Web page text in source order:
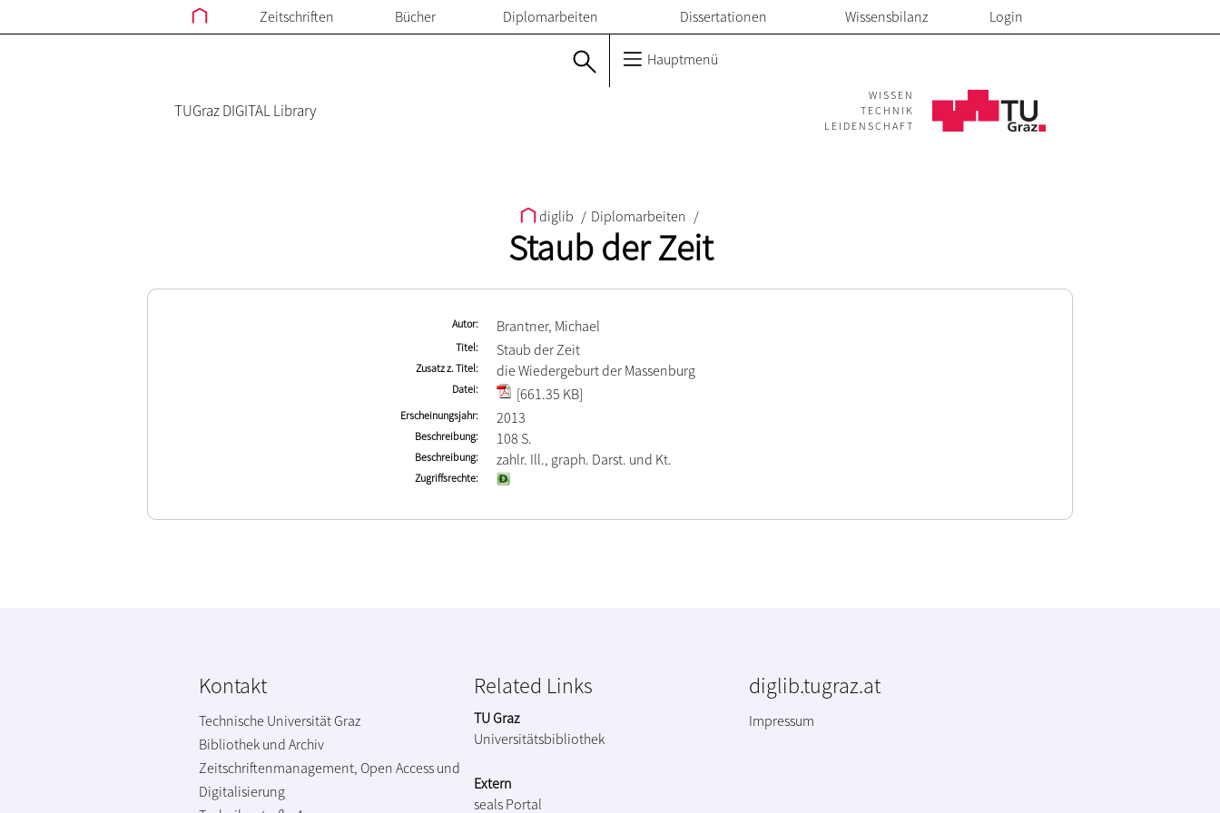
Zeitschriften Bücher Diplomarbeiten Dissertationen Wissensbilanz Login
Hauptmenü
TUGraz DIGITAL Library
WISSEN
TECHNIK
LEIDENSCHAFT
diglib / Diplomarbeiten /
Staub der Zeit
Autor Brantner, Michael
Titel Staub der Zeit
Zusatz z. Titel die Wiedergeburt der Massenburg
Datei [661.35 KB]
Erscheinungsjahr 2013
Beschreibung 108 S.
Beschreibung zahlr. Ill., graph. Darst. und Kt.
Zugriffsrechte
Kontakt
Technische Universität Graz
Bibliothek und Archiv
Zeitschriftenmanagement, Open Access und
Digitalisierung
Related Links
TU Graz
Universitätsbibliothek
Extern
seals Portal
diglib.tugraz.at
Impressum